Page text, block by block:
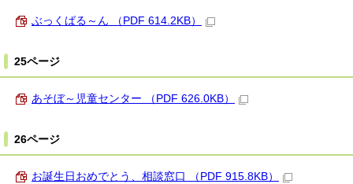
ぶっくばる～ん （PDF 614.2KB）
25ページ
あそぼ～児童センター （PDF 626.0KB）
26ページ
お誕生日おめでとう、相談窓口 （PDF 915.8KB）